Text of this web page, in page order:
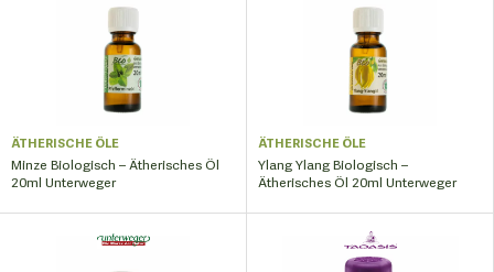
ÄTHERISCHE ÖLE
Minze Biologisch – Ätherisches Öl
20ml Unterweger
ÄTHERISCHE ÖLE
Ylang Ylang Biologisch –
Ätherisches Öl 20ml Unterweger